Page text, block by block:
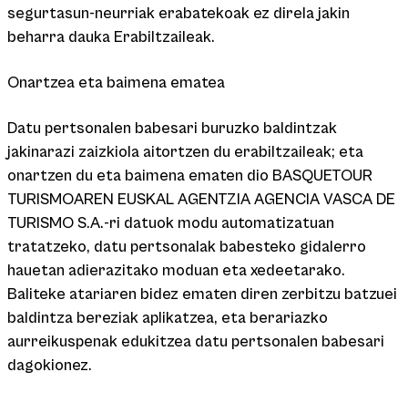
segurtasun-neurriak erabatekoak ez direla jakin
beharra dauka Erabiltzaileak.
Onartzea eta baimena ematea
Datu pertsonalen babesari buruzko baldintzak
jakinarazi zaizkiola aitortzen du erabiltzaileak; eta
onartzen du eta baimena ematen dio BASQUETOUR
TURISMOAREN EUSKAL AGENTZIA AGENCIA VASCA DE
TURISMO S.A.-ri datuok modu automatizatuan
tratatzeko, datu pertsonalak babesteko gidalerro
hauetan adierazitako moduan eta xedeetarako.
Baliteke atariaren bidez ematen diren zerbitzu batzuei
baldintza bereziak aplikatzea, eta berariazko
aurreikuspenak edukitzea datu pertsonalen babesari
dagokionez.